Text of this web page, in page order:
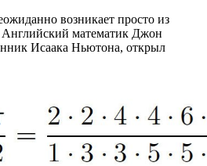
возникает просто из
Английский математик Джон
Исаака Ньютона, открыл